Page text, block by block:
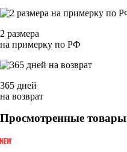
2 размера
на примерку по РФ
365 дней
на возврат
Просмотренные товары